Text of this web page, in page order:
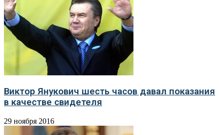
Виктор Янукович шесть часов давал показания
в качестве свидетеля
29 ноября 2016